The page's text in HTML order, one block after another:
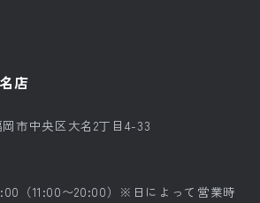
店
市中央区大名2丁目4-33
（11:00〜20:00）※日によって営業時